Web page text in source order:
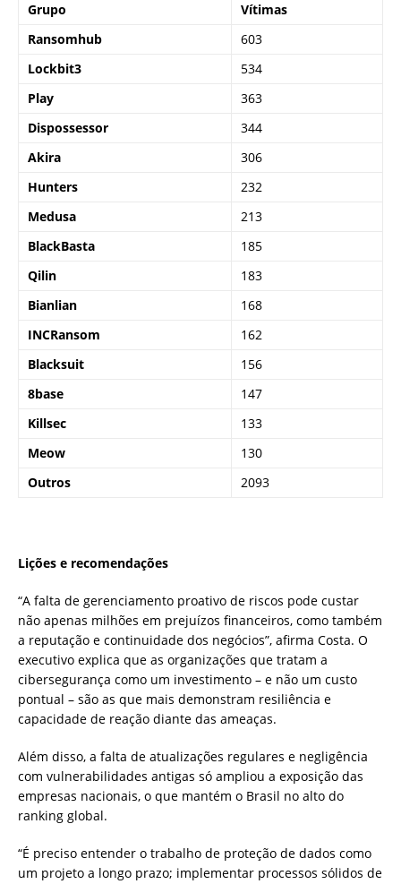
Grupo
Vítimas
Ransomhub
603
Lockbit3
534
Play
363
Dispossessor
344
Akira
306
Hunters
232
Medusa
213
BlackBasta
185
Qilin
183
Bianlian
168
INCRansom
162
Blacksuit
156
8base
147
Killsec
133
Meow
130
Outros
2093
Lições e recomendações
“A falta de gerenciamento proativo de riscos pode custar
não apenas milhões em prejuízos financeiros, como também
a reputação e continuidade dos negócios”, afirma Costa. O
executivo explica que as organizações que tratam a
cibersegurança como um investimento – e não um custo
pontual – são as que mais demonstram resiliência e
capacidade de reação diante das ameaças.
Além disso, a falta de atualizações regulares e negligência
com vulnerabilidades antigas só ampliou a exposição das
empresas nacionais, o que mantém o Brasil no alto do
ranking global.
“É preciso entender o trabalho de proteção de dados como
um projeto a longo prazo; implementar processos sólidos de